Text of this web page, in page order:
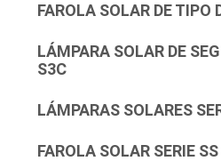
FAROLA SOLAR DE TIPO
LÁMPARA SOLAR DE
S3C
LÁMPARAS SOLARES
FAROLA SOLAR SERIE SS